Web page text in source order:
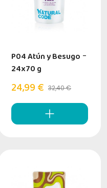
P04 Atún y Besugo -
24x70 g
24,99 € 32,40 €